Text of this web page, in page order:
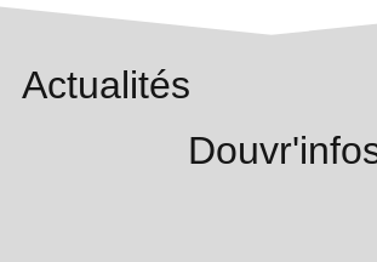
Actualités